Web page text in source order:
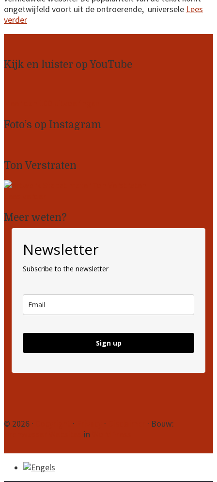
ongetwijfeld voort uit de ontroerende, universele Lees
verder
Kijk en luister op YouTube
Foto’s op Instagram
Ton Verstraten
Meer weten?
Newsletter
Subscribe to the newsletter
Sign up
Site
© 2026 · · ·
· Bouw:
in